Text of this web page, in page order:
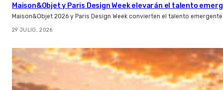
Maison&Objet y Paris Design Week elevarán el talento
Maison&Objet 2026 y Paris Design Week convierten el talento
29 JULIO, 2026